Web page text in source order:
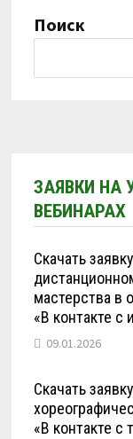
Поиск
ЗАЯВКИ НА
ВЕБИНАРАХ
Скачать
мастерства в
«В контакте с
09.01.2026
Скачать
«В контакте с